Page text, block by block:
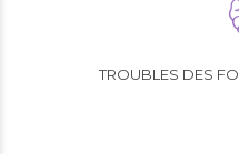
TROUBLES DES